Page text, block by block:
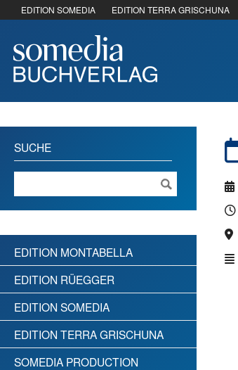
EDITION SOMEDIA EDITION TERRA GRISCHUNA
SUCHE
EDITION MONTABELLA
EDITION RÜEGGER
EDITION SOMEDIA
EDITION TERRA GRISCHUNA
SOMEDIA PRODUCTION